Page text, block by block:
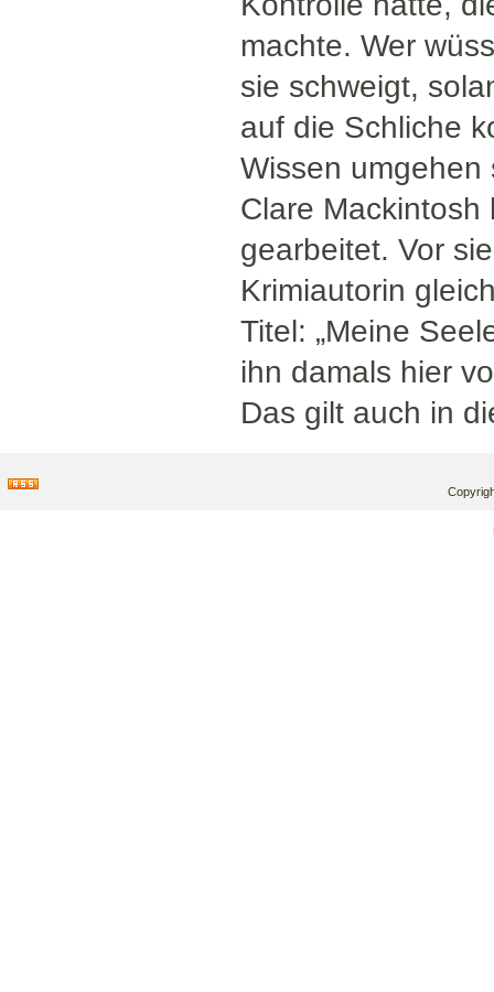
machte. Wer
sie schweigt,
auf die Schliche
Wissen umgehen
Clare
gearbeitet. Vor
Krimiautorin
Titel: „Meine
ihn damals hier
Das gilt auch in